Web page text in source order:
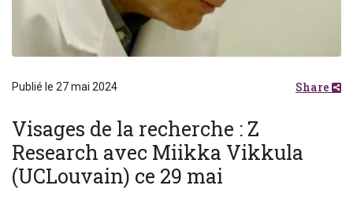
Publié le 27 mai 2024 Share
Visages de la recherche : Z
Research avec Miikka Vikkula
(UCLouvain) ce 29 mai